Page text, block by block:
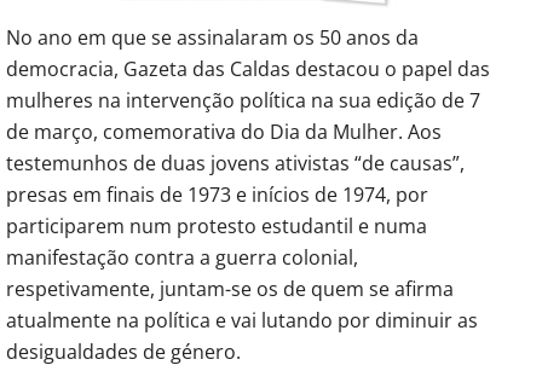
No ano em que se assinalaram os 50 anos da
democracia, Gazeta das Caldas destacou o papel das
mulheres na intervenção política na sua edição de 7
de março, comemorativa do Dia da Mulher. Aos
testemunhos de duas jovens ativistas “de causas”,
presas em finais de 1973 e inícios de 1974, por
participarem num protesto estudantil e numa
manifestação contra a guerra colonial,
respetivamente, juntam-se os de quem se afirma
atualmente na política e vai lutando por diminuir as
desigualdades de género.